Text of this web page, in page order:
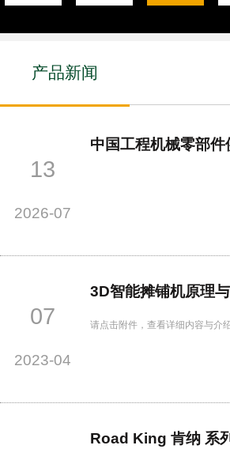
产品新闻
13
2026-07
07
2023-04
3D智能摊铺机原理
请点击附件，查看详细内容与介
Road King 肯纳 系